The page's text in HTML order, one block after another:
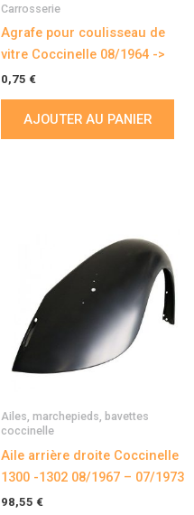
Carrosserie
Agrafe pour coulisseau de
vitre Coccinelle 08/1964 ->
0,75 €
AJOUTER AU PANIER
Ailes, marchepieds, bavettes
coccinelle
Aile arrière droite Coccinelle
1300 -1302 08/1967 – 07/1973
98,55 €